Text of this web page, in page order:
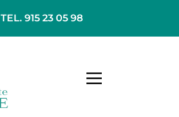
TEL. 915 23 05 98